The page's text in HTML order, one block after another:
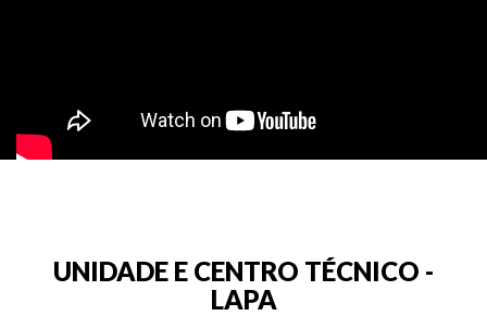
UNIDADE E CENTRO TÉCNICO -
LAPA